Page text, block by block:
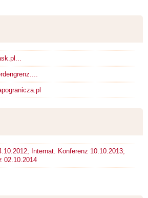
Internat. Konferenz 10.10.2013;
02.10.2014